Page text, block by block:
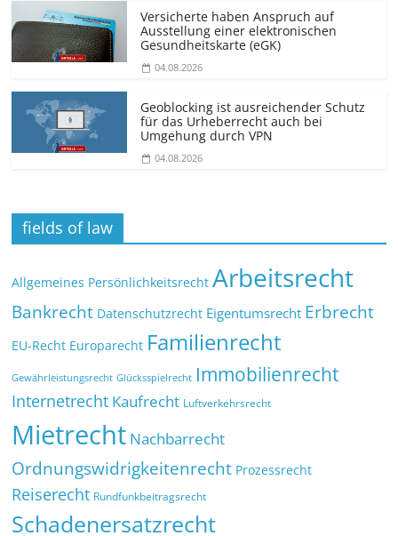
Versicherte haben Anspruch auf
Ausstellung einer elektronischen
Gesundheitskarte (eGK)
04.08.2026
Geoblocking ist ausreichender Schutz
für das Urheberrecht auch bei
Umgehung durch VPN
04.08.2026
fields of law
Allgemeines Persönlichkeitsrecht Arbeitsrecht
Bankrecht Datenschutzrecht Eigentumsrecht Erbrecht
EU-Recht Europarecht Familienrecht
Gewährleistungsrecht Glücksspielrecht Immobilienrecht
Internetrecht Kaufrecht Luftverkehrsrecht
Mietrecht Nachbarrecht
Ordnungswidrigkeitenrecht Prozessrecht
Reiserecht Rundfunkbeitragsrecht
Schadenersatzrecht